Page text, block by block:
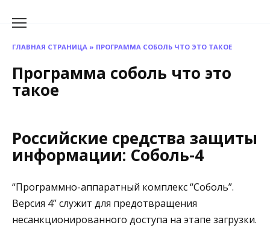
ГЛАВНАЯ СТРАНИЦА » ПРОГРАММА СОБОЛЬ ЧТО ЭТО ТАКОЕ
Программа соболь что это
такое
Российские средства защиты
информации: Соболь-4
“Программно-аппаратный комплекс “Соболь”.
Версия 4” служит для предотвращения
несанкционированного доступа на этапе загрузки.